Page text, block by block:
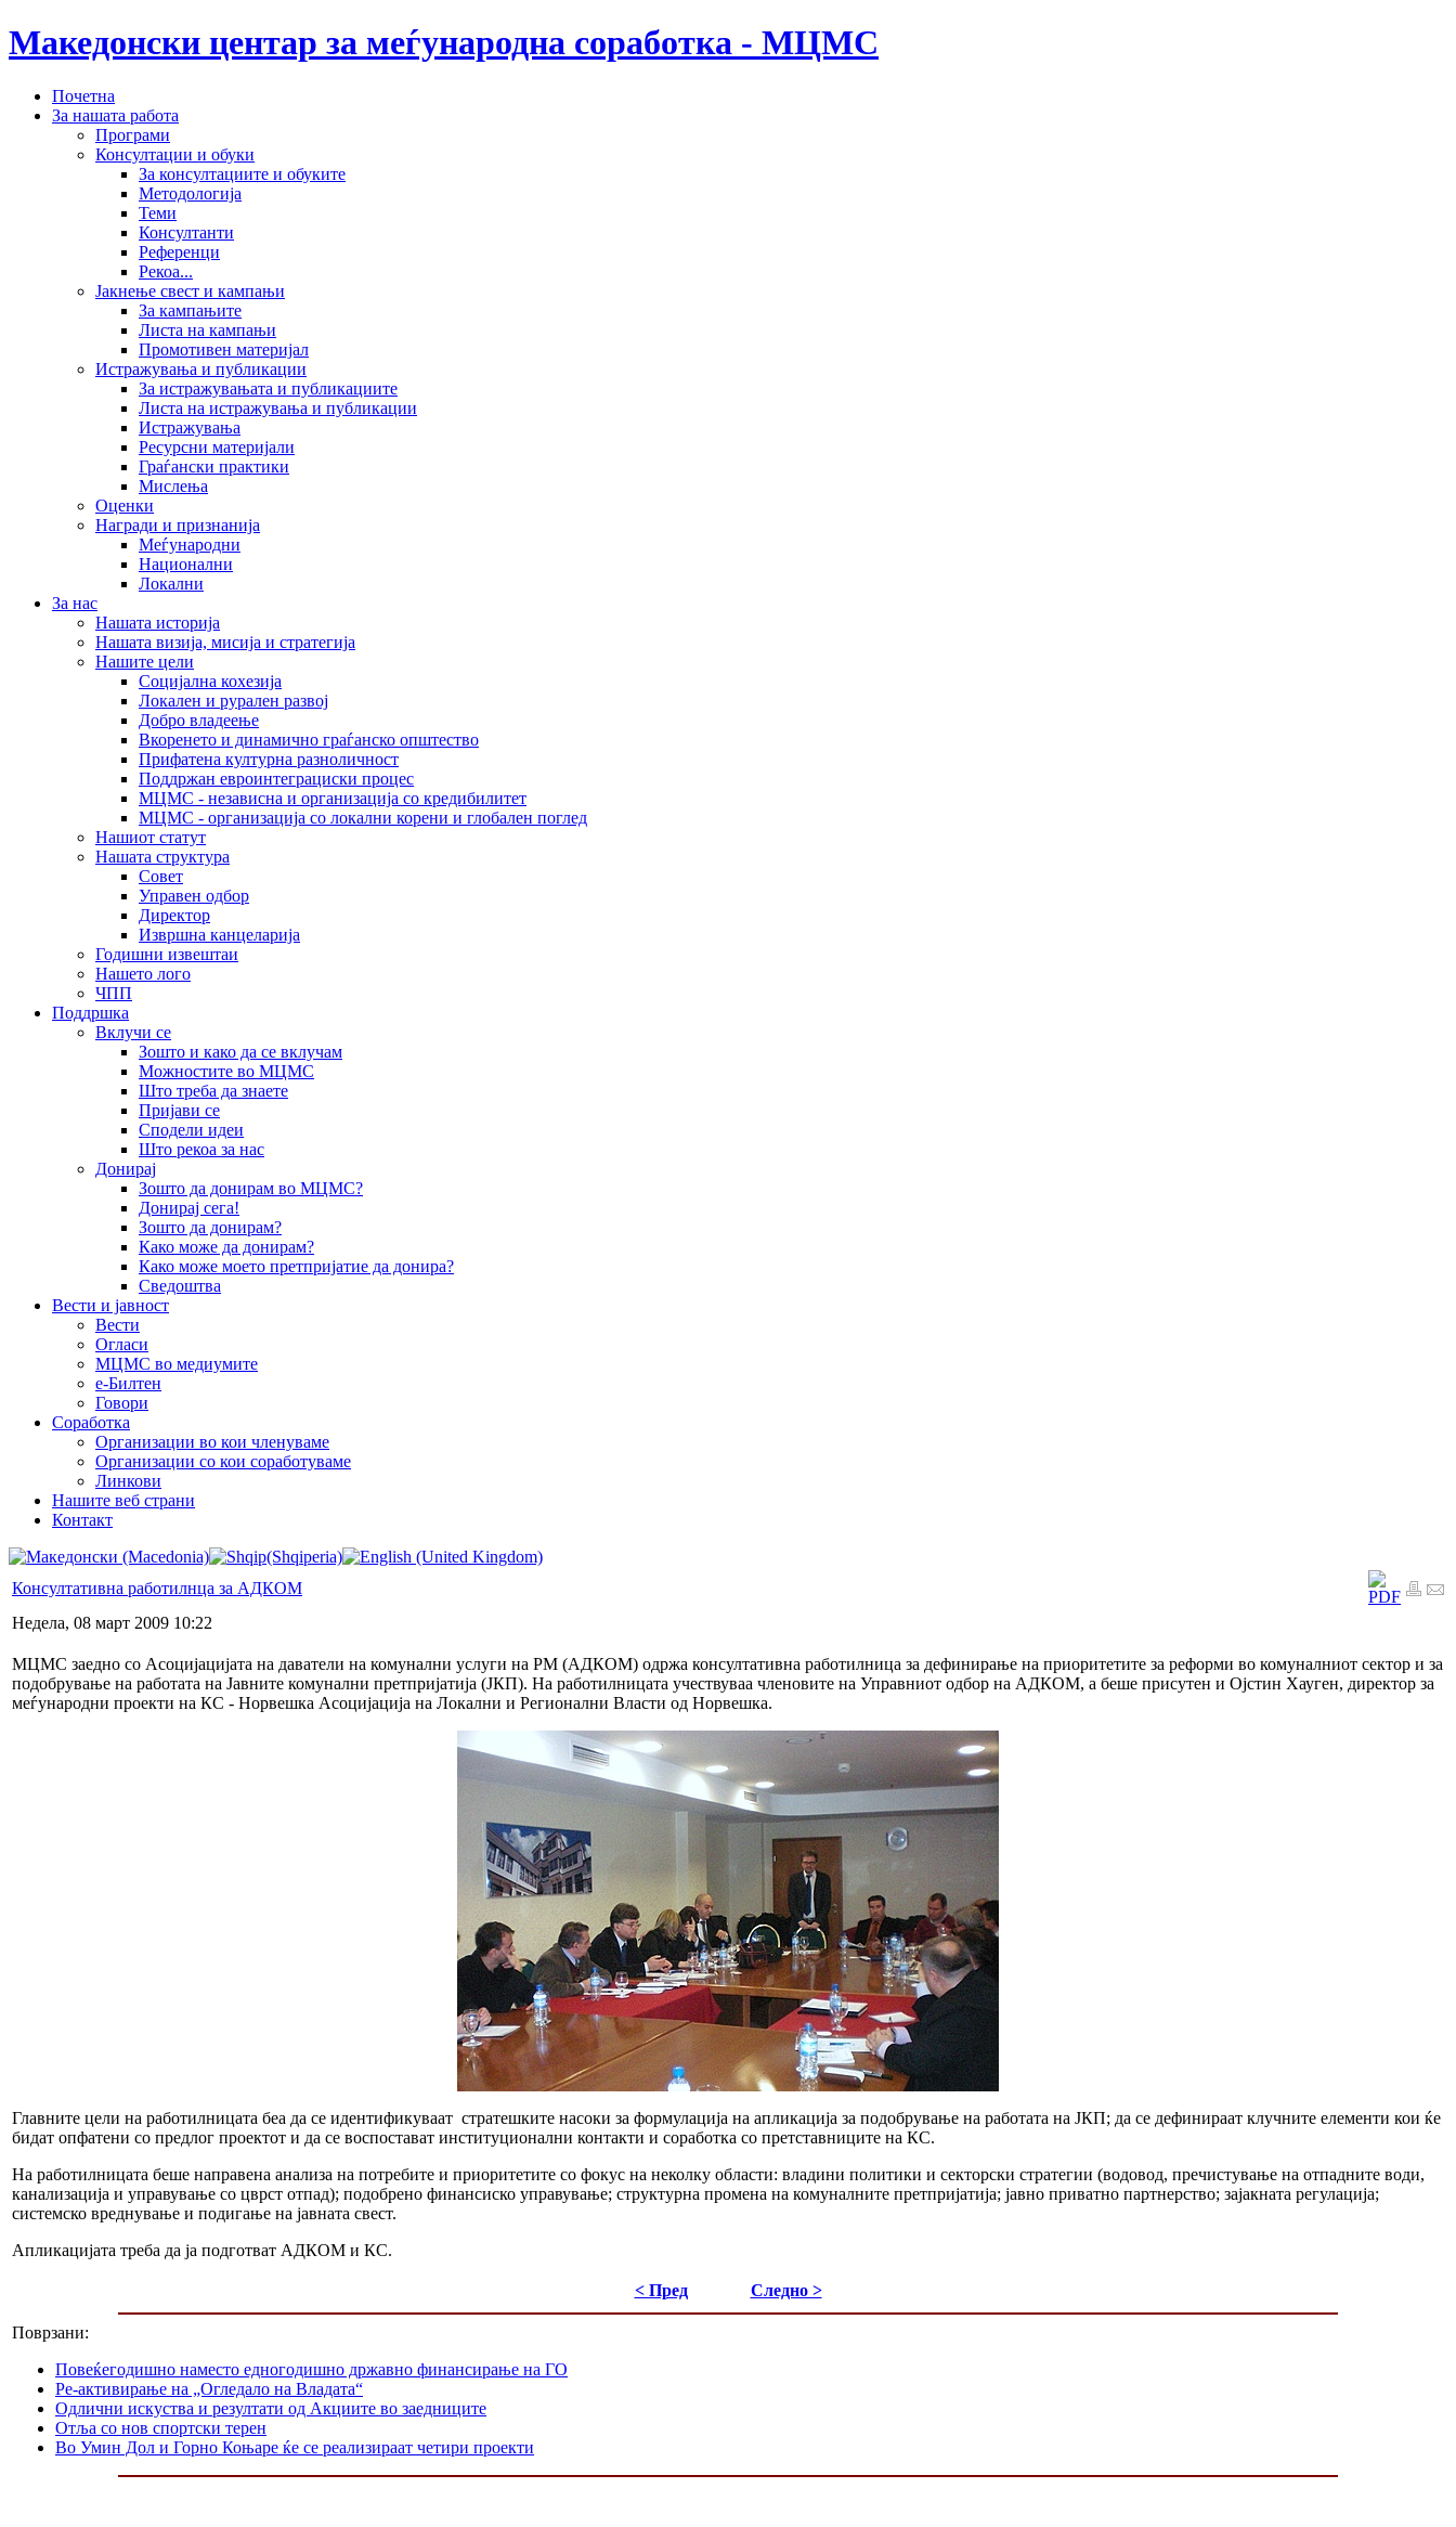
Македонски центар за меѓународна соработка - МЦМС
Почетна
За нашата работа
Програми
Консултации и обуки
За консултациите и обуките
Методологија
Теми
Консултанти
Референци
Рекоа...
Јакнење свест и кампањи
За кампањите
Листа на кампањи
Промотивен материјал
Истражувања и публикации
За истражувањата и публикациите
Листа на истражувања и публикации
Истражувања
Ресурсни материјали
Граѓански практики
Мислења
Оценки
Награди и признанија
Меѓународни
Национални
Локални
За нас
Нашата историја
Нашата визија, мисија и стратегија
Нашите цели
Социјална кохезија
Локален и рурален развој
Добро владеење
Вкоренето и динамично граѓанско општество
Прифатена културна разноличност
Поддржан евроинтеграциски процес
МЦМС - независна и организација со кредибилитет
МЦМС - организација со локални корени и глобален поглед
Нашиот статут
Нашата структура
Совет
Управен одбор
Директор
Извршна канцеларија
Годишни извештаи
Нашето лого
ЧПП
Поддршка
Вклучи се
Зошто и како да се вклучам
Можностите во МЦМС
Што треба да знаете
Пријави се
Сподели идеи
Што рекоа за нас
Донирај
Зошто да донирам во МЦМС?
Донирај сега!
Зошто да донирам?
Како може да донирам?
Како може моето претпријатие да донира?
Сведоштва
Вести и јавност
Вести
Огласи
МЦМС во медиумите
е-Билтен
Говори
Соработка
Организации во кои членуваме
Организации со кои соработуваме
Линкови
Нашите веб страни
Контакт
Консултативна работилнца за АДКОМ
Недела, 08 март 2009 10:22
МЦМС заедно со Асоцијацијата на даватели на комунални услуги на РМ (АДКОМ) одржа консултативна работилница за дефинирање на приоритетите за реформи во комуналниот сектор и за
подобрување на работата на Јавните комунални претпријатија (ЈКП). На работилницата учествуваа членовите на Управниот одбор на АДКОМ, а беше присутен и Ојстин Хауген, директор за
меѓународни проекти на КС - Норвешка Асоцијација на Локални и Регионални Власти од Норвешка.
Главните цели на работилницата беа да се идентификуваат стратешките насоки за формулација на апликација за подобрување на работата на ЈКП; да се дефинираат клучните елементи кои ќе
бидат опфатени со предлог проектот и да се воспостават институционални контакти и соработка со претставниците на КС.
На работилницата беше направена анализа на потребите и приоритетите со фокус на неколку области: владини политики и секторски стратегии (водовод, пречистување на отпадните води,
канализација и управување со цврст отпад); подобрено финансиско управување; структурна промена на комуналните претпријатија; јавно приватно партнерство; зајакната регулација;
системско вреднување и подигање на јавната свест.
Апликацијата треба да ја подготват АДКОМ и КС.
< Пред Следно >
Поврзани:
Повеќегодишно наместо едногодишнo државно финансирање на ГО
Ре-активирање на „Огледало на Владата“
Одлични искуства и резултати од Акциите во заедниците
Отља со нов спортски терен
Во Умин Дол и Горно Коњаре ќе се реализираат четири проекти